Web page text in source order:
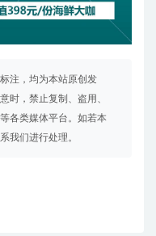
注，均为本站原创发
时，禁止复制、盗用、
各类媒体平台。如若本
我们进行处理。